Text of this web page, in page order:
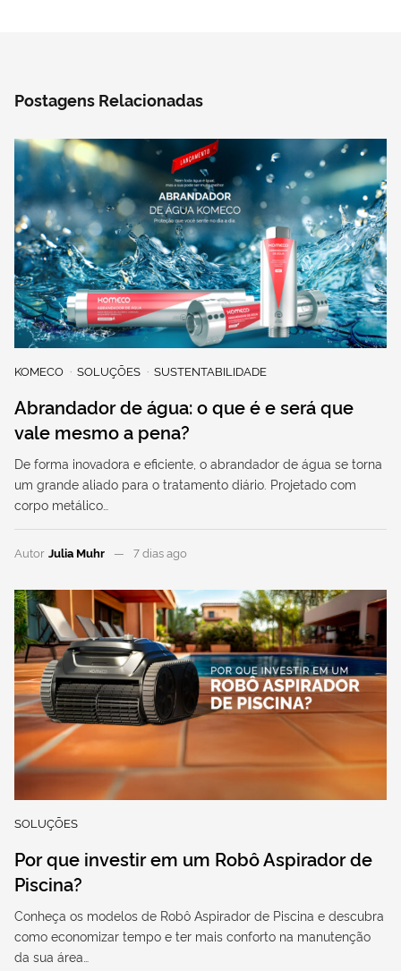
Postagens Relacionadas
KOMECO SOLUÇÕES SUSTENTABILIDADE
Abrandador de água: o que é e será que
vale mesmo a pena?
De forma inovadora e eficiente, o abrandador de água se torna
um grande aliado para o tratamento diário. Projetado com
corpo metálico…
Autor Julia Muhr 7 dias ago
SOLUÇÕES
Por que investir em um Robô Aspirador de
Piscina?
Conheça os modelos de Robô Aspirador de Piscina e descubra
como economizar tempo e ter mais conforto na manutenção
da sua área…